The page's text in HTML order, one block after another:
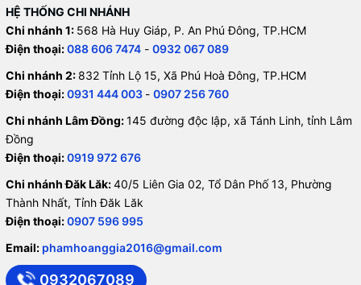
HỆ THỐNG CHI NHÁNH
Chi nhánh 1: 568 Hà Huy Giáp, P. An Phú Đông, TP.HCM
Điện thoại:088 606 7474 - 0932 067 089
Chi nhánh 2: 832 Tỉnh Lộ 15, Xã Phú Hoà Đông, TP.HCM
Điện thoại:0931 444 003 - 0907 256 760
Chi nhánh Lâm Đồng:145 đường độc lập, xã Tánh Linh, tỉnh Lâm
Đồng
Điện thoại:0919 972 676
Chi nhánh Đăk Lăk:40/5 Liên Gia 02, Tổ Dân Phố 13, Phường
Thành Nhất, Tỉnh Đăk Lăk
Điện thoại:0907 596 995
Email: phamhoanggia2016@gmail.com
0932067089